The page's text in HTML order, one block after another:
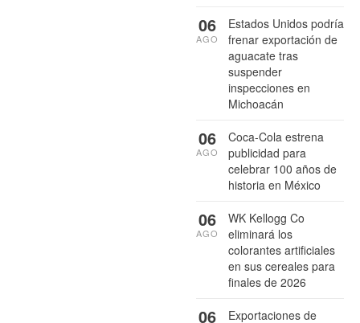
Estados Unidos podría
frenar exportación de
aguacate tras
suspender
inspecciones en
Michoacán
06
AGO
Coca-Cola estrena
publicidad para
celebrar 100 años de
historia en México
06
AGO
WK Kellogg Co
eliminará los
colorantes artificiales
en sus cereales para
finales de 2026
06
AGO
Exportaciones de
06